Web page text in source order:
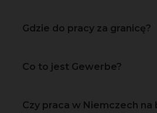
Gdzie do pracy za granicę?
Co to jest Gewerbe?
Czy praca w Niemczech